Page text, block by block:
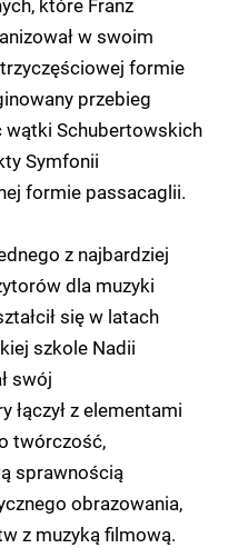
w swoim
formie
przebieg
Schubertowskich
Symfonii
formie passacaglii.
z najbardziej
dla muzyki
się w latach
szkole Nadii
swój
łączył z elementami
twórczość,
sprawnością
obrazowania,
z muzyką filmową.